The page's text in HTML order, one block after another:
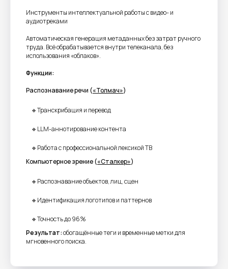
Инструменты интеллектуальной работы с видео- и
аудиотреками
Автоматическая генерация метаданных без затрат ручного
труда. Всё обрабатывается внутри телеканала, без
использования «облаков».
Функции:
Распознавание речи («Толмач»)
🔹Транскрибация и перевод
🔹LLM-аннотирование контента
🔹Работа с профессиональной лексикой ТВ
Компьютерное зрение («Сталкер»)
🔹Распознавание объектов, лиц, сцен
🔹Идентификация логотипов и паттернов
🔹Точность до 96%
Результат:обогащённые теги и временные метки для
мгновенного поиска.
Синергия трёх
технологических решений
решений, которые требуются для
полнофункционального
замещения зарубежных систем,
приводит к длительным срокам
разработки.
Для задач сохранения и
повышения эффективности
использования медиаархивов
удалось синхронизировать